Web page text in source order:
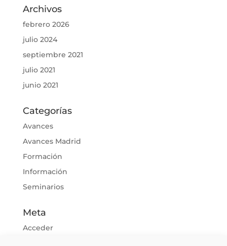
Archivos
febrero 2026
julio 2024
septiembre 2021
julio 2021
junio 2021
Categorías
Avances
Avances Madrid
Formación
Información
Seminarios
Meta
Acceder